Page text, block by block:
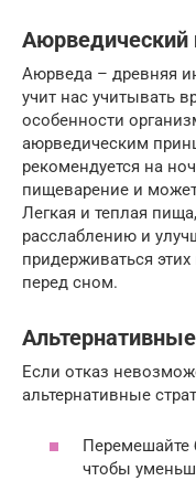
Аюрведический
Аюрведа – древняя
учит нас учитывать
особенности
аюрведическим
рекомендуется на
пищеварение и
Легкая и теплая
расслаблению и
придерживаться
перед сном.
Если отказ
альтернативные
Перемешайте
чтобы